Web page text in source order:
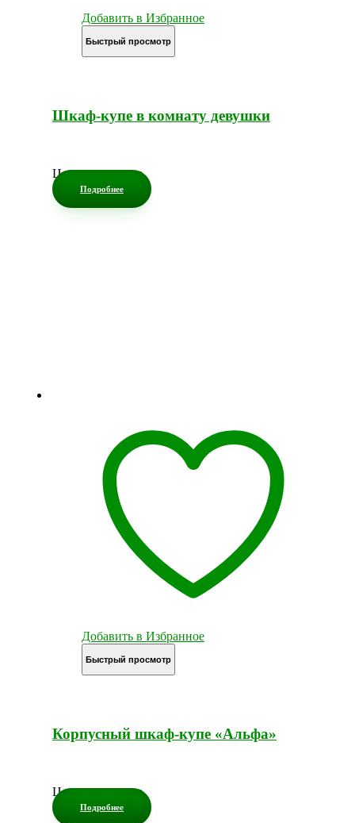
Добавить в Избранное
Быстрый просмотр
Шкаф-купе в комнату девушки
Цена по запросу
Подробнее
Добавить в Избранное
Быстрый просмотр
Корпусный шкаф-купе «Альфа»
Цена по запросу
Подробнее